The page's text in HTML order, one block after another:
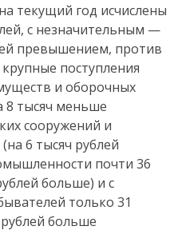
текущий год исчислены
с незначительным —
превышением, против
поступления
и оборочных
8 тысяч меньше
сооружений и
6 тысяч рублей
почти 36
больше) и с
только 31
больше